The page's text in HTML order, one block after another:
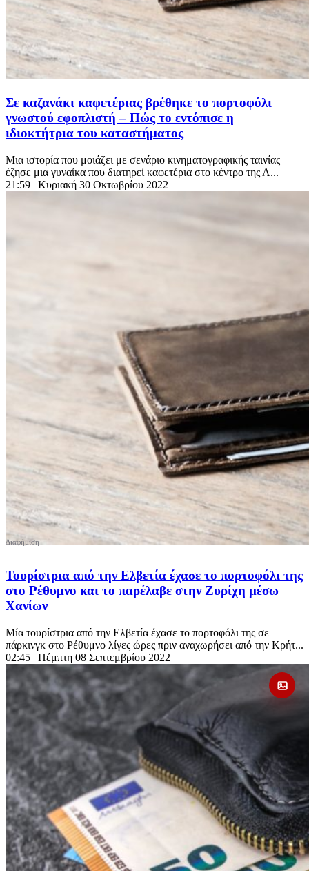
Σε καζανάκι καφετέριας βρέθηκε το πορτοφόλι
γνωστού εφοπλιστή – Πώς το εντόπισε η
ιδιοκτήτρια του καταστήματος
Μια ιστορία που μοιάζει με σενάριο κινηματογραφικής ταινίας
έζησε μια γυναίκα που διατηρεί καφετέρια στο κέντρο της Α...
21:59 | Κυριακή 30 Οκτωβρίου 2022
Τουρίστρια από την Ελβετία έχασε το πορτοφόλι της
στο Ρέθυμνο και το παρέλαβε στην Ζυρίχη μέσω
Χανίων
Μία τουρίστρια από την Ελβετία έχασε το πορτοφόλι της σε
πάρκινγκ στο Ρέθυμνο λίγες ώρες πριν αναχωρήσει από την Κρήτ...
02:45 | Πέμπτη 08 Σεπτεμβρίου 2022